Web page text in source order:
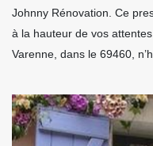
Johnny Rénovation. Ce
à la hauteur de vos
Varenne, dans le 69460,